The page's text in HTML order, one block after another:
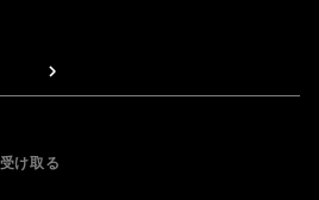
受け取る